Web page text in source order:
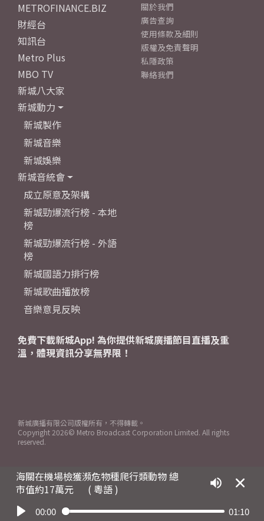
海關在機場檢獲瀕危物種爬行類動物 總
市值約17萬元
( 粵語 )
00:00 01:10
METROFINANCE.BIZ
財經台
知訊台
Metro Plus
MBO TV
新城八大家
新城動力
新城製作
新城音樂
新城娛樂
新城音統會
成立原意及架構
新城勁爆流行榜 - 本地
榜
新城勁爆流行榜 - 外語
榜
新城國語力排行榜
新城歌曲播放榜
音樂意見反映
關於我們
廣告查詢
使用條款及細則
版權及免責聲明
私隱政策
聯絡我們
免費下載新城App! 為你提供新城廣播節目直播及重
溫，體現資訊分享無界限！
新城廣播有限公司版權所有，不得轉載。
Copyright 2026© Metro Broadcast Corporation Limited. All rights
reserved.